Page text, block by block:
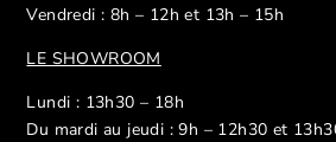
Vendredi : 8h – 12h et 13h – 15h
LE SHOWROOM
Lundi : 13h30 – 18h
Du mardi au jeudi : 9h – 12h30 et